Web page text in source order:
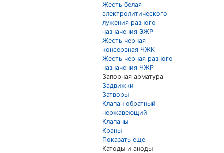
Жесть белая
электролитического
лужения разного
назначения ЭЖР
Жесть черная
консервная ЧЖК
Жесть черная разного
назначения ЧЖР
Запорная арматура
Задвижки
Затворы
Клапан обратный
нержавеющий
Клапаны
Краны
Показать еще
Катоды и аноды